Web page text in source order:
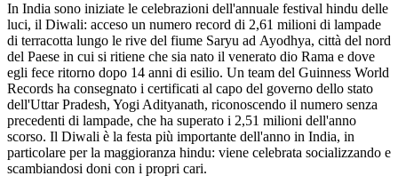
In India sono iniziate le celebrazioni dell'annuale festival hindu delle
luci, il Diwali: acceso un numero record di 2,61 milioni di lampade
di terracotta lungo le rive del fiume Saryu ad Ayodhya, città del nord
del Paese in cui si ritiene che sia nato il venerato dio Rama e dove
egli fece ritorno dopo 14 anni di esilio. Un team del Guinness World
Records ha consegnato i certificati al capo del governo dello stato
dell'Uttar Pradesh, Yogi Adityanath, riconoscendo il numero senza
precedenti di lampade, che ha superato i 2,51 milioni dell'anno
scorso. Il Diwali è la festa più importante dell'anno in India, in
particolare per la maggioranza hindu: viene celebrata socializzando e
scambiandosi doni con i propri cari.